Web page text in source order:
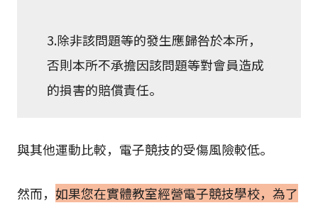
3.除非該問題等的發生應歸咎於本所，
否則本所不承擔因該問題等對會員造成
的損害的賠償責任。
與其他運動比較，電子競技的受傷風險較低。
然而， 如果您在實體教室經營電子競技學校，為了